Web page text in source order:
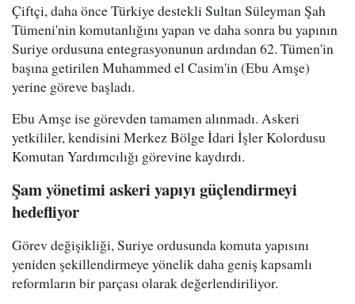
Çiftçi, daha önce Türkiye destekli Sultan Süleyman Şah
Tümeni'nin komutanlığını yapan ve daha sonra bu yapının
Suriye ordusuna entegrasyonunun ardından 62. Tümen'in
başına getirilen Muhammed el Casim'in (Ebu Amşe)
yerine göreve başladı.
Ebu Amşe ise görevden tamamen alınmadı. Askeri
yetkililer, kendisini Merkez Bölge İdari İşler Kolordusu
Komutan Yardımcılığı görevine kaydırdı.
Şam yönetimi askeri yapıyı güçlendirmeyi
hedefliyor
Görev değişikliği, Suriye ordusunda komuta yapısını
yeniden şekillendirmeye yönelik daha geniş kapsamlı
reformların bir parçası olarak değerlendiriliyor.